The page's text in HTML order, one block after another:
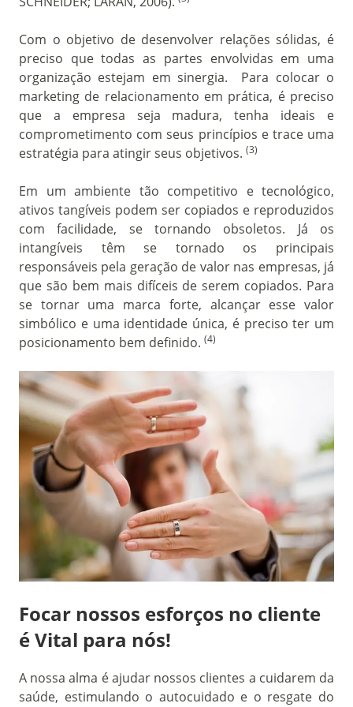
Com o objetivo de desenvolver relações sólidas, é
preciso que todas as partes envolvidas em uma
organização estejam em sinergia. Para colocar o
marketing de relacionamento em prática, é preciso
que a empresa seja madura, tenha ideais e
comprometimento com seus princípios e trace uma
estratégia para atingir seus objetivos. (3)
Em um ambiente tão competitivo e tecnológico,
ativos tangíveis podem ser copiados e reproduzidos
com facilidade, se tornando obsoletos. Já os
intangíveis têm se tornado os principais
responsáveis pela geração de valor nas empresas, já
que são bem mais difíceis de serem copiados. Para
se tornar uma marca forte, alcançar esse valor
simbólico e uma identidade única, é preciso ter um
posicionamento bem definido. (4)
Focar nossos esforços no cliente
é Vital para nós!
A nossa alma é ajudar nossos clientes a cuidarem da
saúde, estimulando o autocuidado e o resgate do